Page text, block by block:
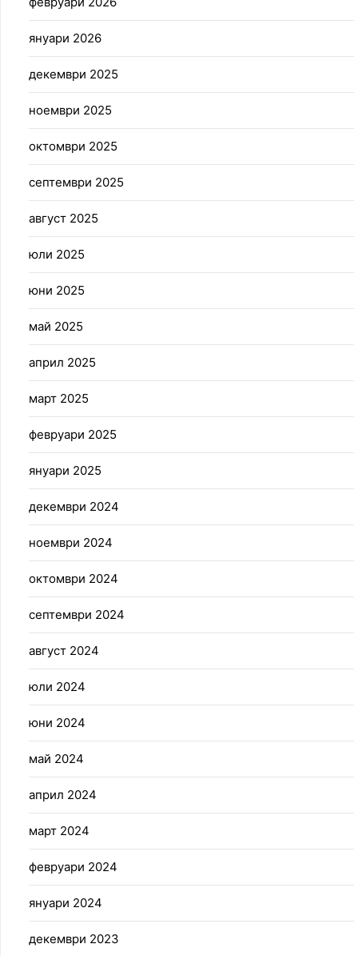
януари 2026
декември 2025
ноември 2025
октомври 2025
септември 2025
август 2025
юли 2025
юни 2025
май 2025
април 2025
март 2025
февруари 2025
януари 2025
декември 2024
ноември 2024
октомври 2024
септември 2024
август 2024
юли 2024
юни 2024
май 2024
април 2024
март 2024
февруари 2024
януари 2024
декември 2023